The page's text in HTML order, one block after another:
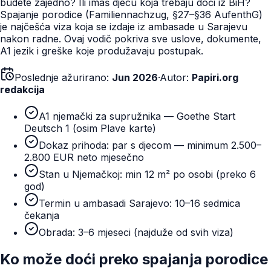
Spajanje porodice (Familiennachzug, §27–§36 AufenthG)
je najčešća viza koja se izdaje iz ambasade u Sarajevu
nakon radne. Ovaj vodič pokriva sve uslove, dokumente,
A1 jezik i greške koje produžavaju postupak.
Poslednje ažurirano: Jun 2026·Autor: Papiri.org
redakcija
A1 njemački za supružnika — Goethe Start
Deutsch 1 (osim Plave karte)
Dokaz prihoda: par s djecom — minimum 2.500–
2.800 EUR neto mjesečno
Stan u Njemačkoj: min 12 m² po osobi (preko 6
god)
Termin u ambasadi Sarajevo: 10–16 sedmica
čekanja
Obrada: 3–6 mjeseci (najduže od svih viza)
Ko može doći preko spajanja porodice